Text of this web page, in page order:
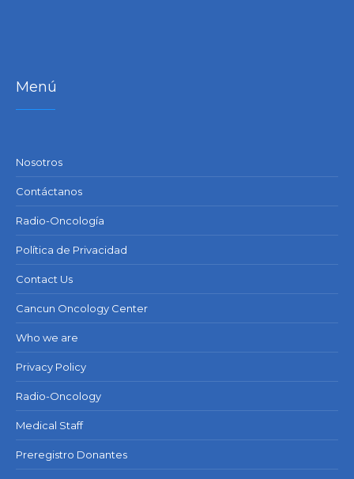
Menú
Nosotros
Contáctanos
Radio-Oncología
Política de Privacidad
Contact Us
Cancun Oncology Center
Who we are
Privacy Policy
Radio-Oncology
Medical Staff
Preregistro Donantes